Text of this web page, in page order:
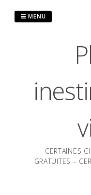
CERTAINES
GRATUITES –
MENU